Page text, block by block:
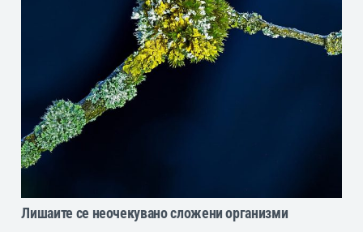
Лишаите се неочекувано сложени организми